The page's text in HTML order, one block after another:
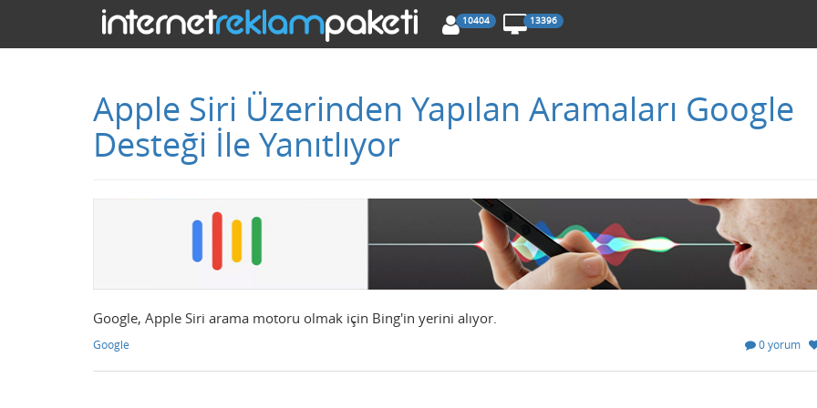
10404 13396
Apple Siri Üzerinden Yapılan Aramaları Google
Desteği İle Yanıtlıyor
Google, Apple Siri arama motoru olmak için Bing'in yerini alıyor.
Google 0 yorum